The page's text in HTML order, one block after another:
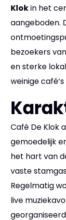
Klokin het
aangeboden.
bezoekers
en sterke
weinige café’s
Café De Klok
gemoedelijk
het hart van
vaste
Regelmatig
live